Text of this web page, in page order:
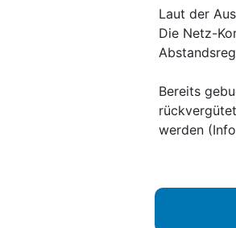
Laut der
Die Netz-
Bereits
werden